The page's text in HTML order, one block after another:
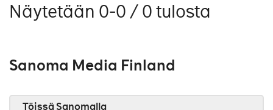
Näytetään 0-0 / 0 tulosta
Sanoma Media Finland
Töissä Sanomalla